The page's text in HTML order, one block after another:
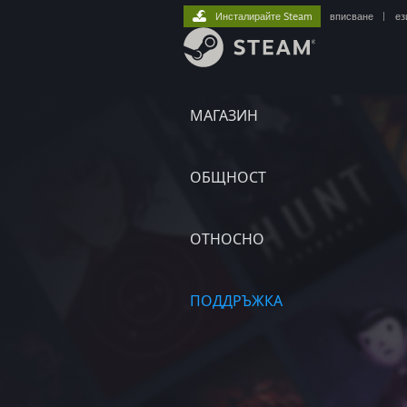
МАГАЗИН
ОБЩНОСТ
ОТНОСНО
ПОДДРЪЖКА
Инсталирайте Steam вписване